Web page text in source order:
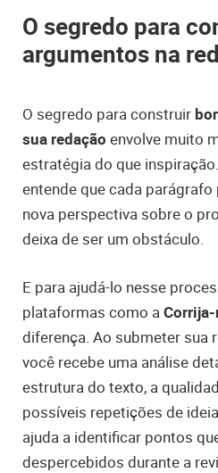
O segredo para
argumentos na
O segredo para construir
sua redação envolve muito
estratégia do que
entende que cada
nova perspectiva sobre o
deixa de ser um obstáculo.
E para ajudá-lo nesse
plataformas como a
diferença. Ao submeter sua
você recebe uma análise
estrutura do texto, a
possíveis repetições de
ajuda a identificar pontos
despercebidos durante a